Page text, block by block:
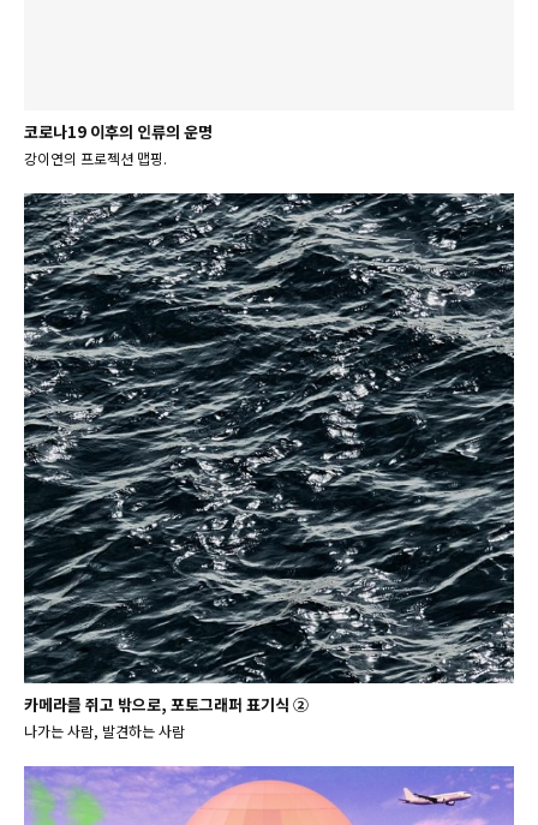
코로나19 이후의 인류의 운명
강이연의 프로젝션 맵핑.
카메라를 쥐고 밖으로, 포토그래퍼 표기식 ②
나가는 사람, 발견하는 사람